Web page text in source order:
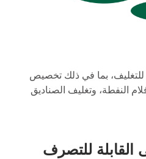
بما في ذلك تخصيص
النفطة، وتغليف الصناديق
القابلة للتصرف